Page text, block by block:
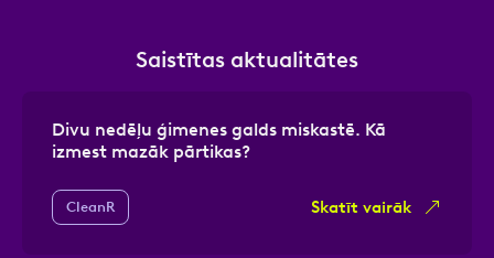
Saistītas aktualitātes
Divu nedēļu ģimenes galds miskastē. Kā
izmest mazāk pārtikas?
CleanR Skatīt vairāk